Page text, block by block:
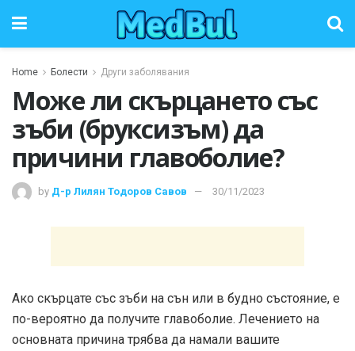
Home Болести Други заболявания
Може ли скърцането със
зъби (бруксизъм) да
причини главоболие?
by Д-р Лилян Тодоров Савов 30/11/2023
Ако скърцате със зъби на сън или в будно състояние, е
по-вероятно да получите главоболие. Лечението на
основната причина трябва да намали вашите